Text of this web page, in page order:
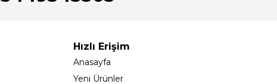
Hızlı Erişim
Anasayfa
Yeni Ürünler